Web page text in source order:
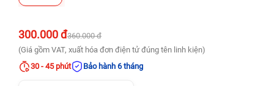
300.000 đ360.000 đ
(Giá gồm VAT, xuất hóa đơn điện tử đúng tên linh kiện)
30 - 45 phút
Bảo hành 6 tháng